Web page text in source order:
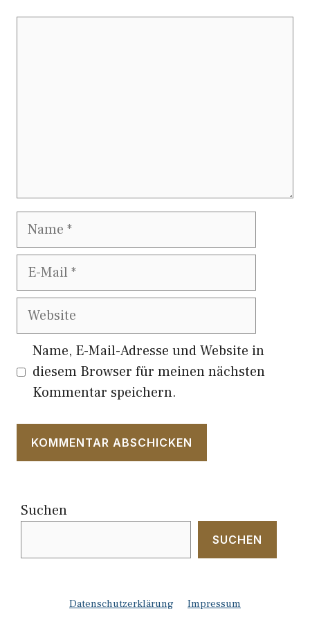
Name
E-
Website
Name, E-Mail-Adresse und Website in
diesem Browser für meinen nächsten
Kommentar speichern.
Suchen
SUCHEN
Datenschutzerklärung Impressum